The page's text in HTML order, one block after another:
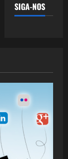
SIGA-NOS